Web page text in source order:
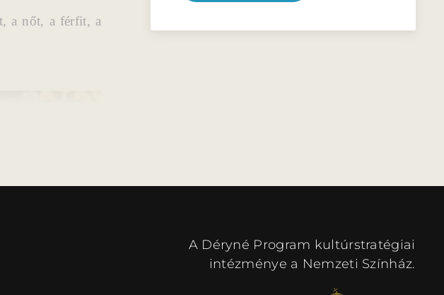
a nőt, a férfit, a
A Déryné Program kultúrstratégiai
intézménye a Nemzeti Színház.